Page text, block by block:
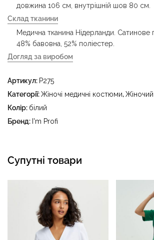
довжина 106 см, внутрішній шов 80 см.
Склад тканини
Медична тканина Нідерланди. Сатинове
48% бавовна, 52% поліестер.
Догляд за виробом
прасувати за температури праски до 150
відбілювати - суха чистка з
тетрахлоретилену (перхлоретилену) та
температури до 40 °C
Артикул: P275
Категорії:Жіночі медичні костюми,
Колір: білий
Бренд: I'm Profi
Супутні товари